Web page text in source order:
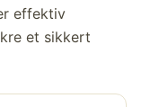
effektiv
et sikkert